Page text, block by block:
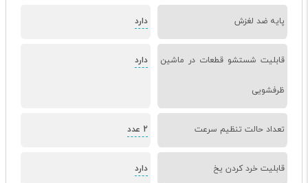
پایه ضد لغزش دارد
قابلیت شستشو قطعات در ماشین
ظرفشویی
دارد
تعداد حالت تنظیم سرعت 2 عدد
قابلیت خرد کردن یخ دارد